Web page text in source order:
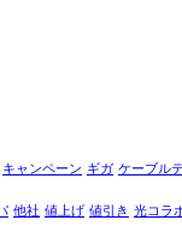
キャンペーン ギガ ケーブル
他社 値上げ 値引き 光コラ